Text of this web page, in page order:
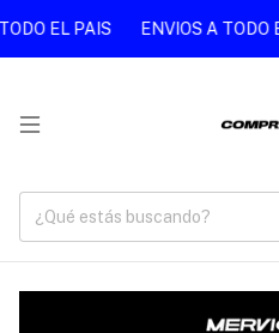
EL PAIS ENVIOS A TODO EL